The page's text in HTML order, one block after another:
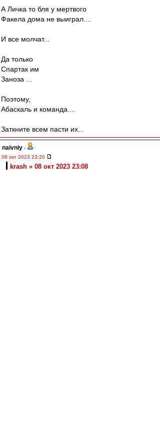
А Личка то бля у мертвого
Факела дома не выиграл....
И все молчат...
Да только
Спартак им
Заноза ...
Поэтому,
Абаскаль и команда....
Заткните всем пасти их...
naivniy -
08 окт 2023 23:20
krash » 08 окт 2023 23:08